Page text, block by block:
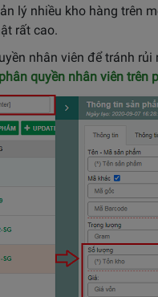
lý nhiều kho hàng trên
rất cao.
nhân viên để tránh
quyền nhân viên trên